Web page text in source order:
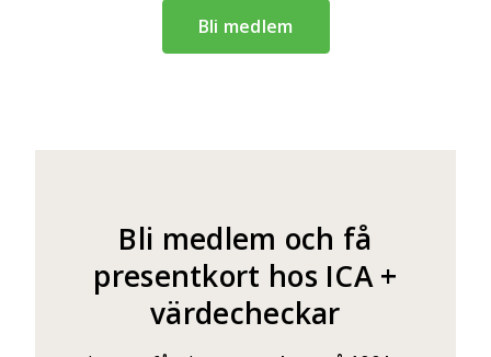
Bli medlem
Bli medlem och få
presentkort hos ICA +
värdecheckar